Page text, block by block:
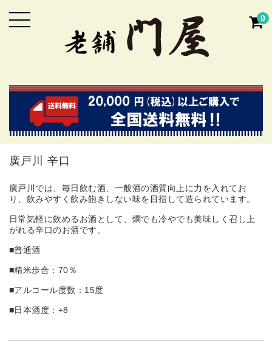
0
廣戸川 辛口
廣戸川では、毎日飲む酒、一般酒の酒質向上に力を入れてお
り、飲みやすく飲み飽きしない味を目指して造られています。
日常気軽に飲めるお酒として、燗でも冷やでも美味しく召し上
がれる辛口のお酒です。
■普通酒
■精米歩合：70％
■アルコール度数：15度
■日本酒度：+8